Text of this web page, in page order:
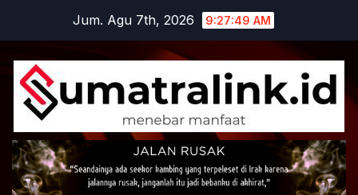
content
Jum. Agu 7th, 2026 9:27:50 AM